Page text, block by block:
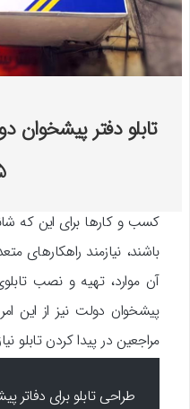
تابلو دفتر
کسب و کارها برای این که
باشند، نیازمند راهکارهای
آن موارد، تهیه و نصب
پیشخوان دولت نیز از این
مراجعین در پیدا کردن تابلو
طراحی تابلو برای دفاتر